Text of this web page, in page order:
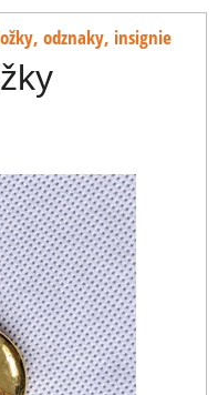
odznaky, insignie